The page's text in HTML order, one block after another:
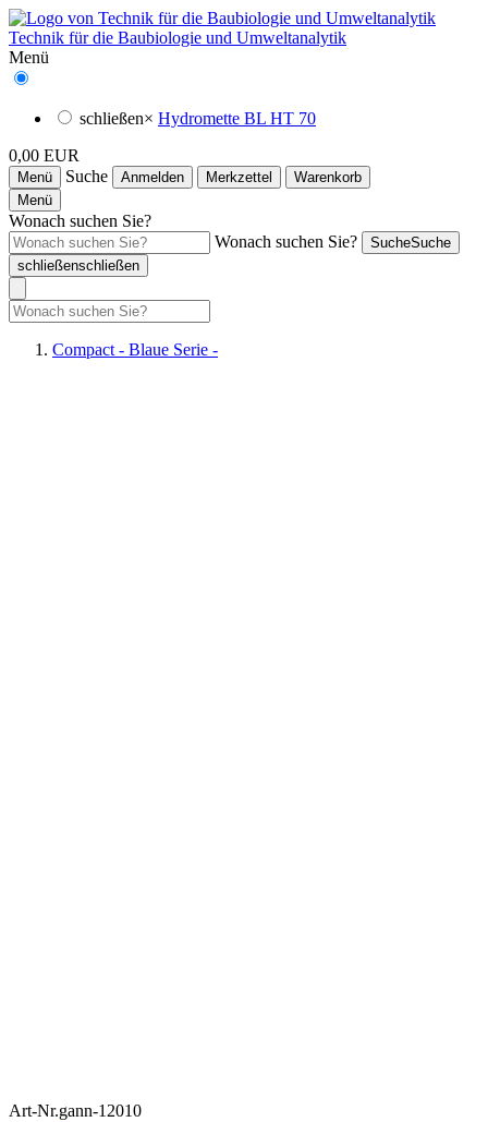
Technik für die Baubiologie und Umweltanalytik
Menü
schließen× Hydromette BL HT 70
0,00 EUR
Menü Suche Anmelden Merkzettel
Warenkorb
Menü
Wonach suchen Sie?
Wonach suchen Sie?
SucheSuche
schließenschließen
Compact - Blaue Serie -
Art-Nr.gann-12010